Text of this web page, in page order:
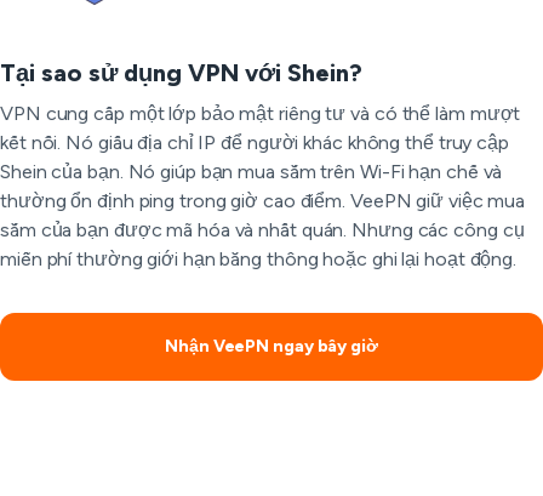
Tại sao sử dụng VPN với Shein?
VPN cung cấp một lớp bảo mật riêng tư và có thể làm mượt
kết nối. Nó giấu địa chỉ IP để người khác không thể truy cập
Shein của bạn. Nó giúp bạn mua sắm trên Wi-Fi hạn chế và
thường ổn định ping trong giờ cao điểm. VeePN giữ việc mua
sắm của bạn được mã hóa và nhất quán. Nhưng các công cụ
miễn phí thường giới hạn băng thông hoặc ghi lại hoạt động.
Nhận VeePN ngay bây giờ